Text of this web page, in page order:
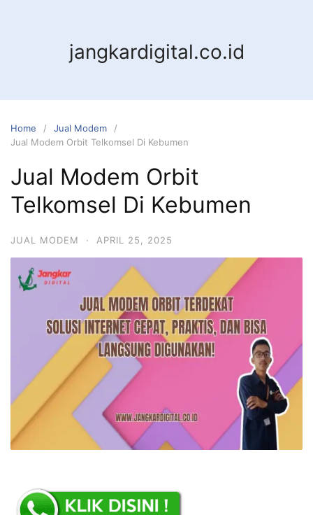
jangkardigital.co.id
Home
Jual Modem
Jual Modem Orbit Telkomsel Di Kebumen
Jual Modem Orbit
Telkomsel Di Kebumen
JUAL MODEM · APRIL 25, 2025